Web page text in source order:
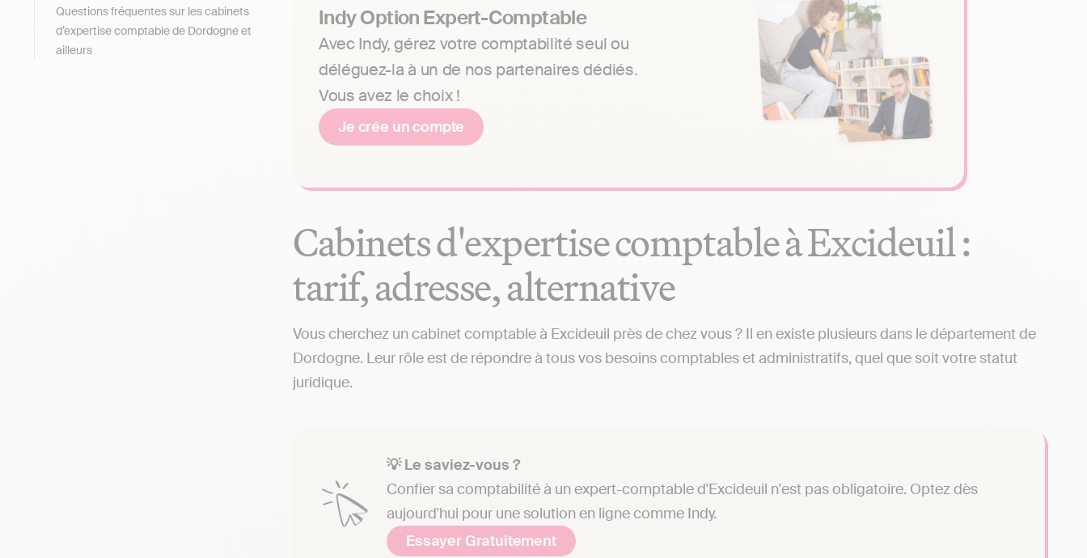
Indy Option Expert-Comptable
Avec Indy, gérez votre comptabilité seul ou
déléguez-la à un de nos partenaires dédiés.
Vous avez le choix !
Je crée un compte
Cabinets d'expertise comptable à Excideuil :
tarif, adresse, alternative
Vous cherchez un cabinet comptable à Excideuil près de chez vous ? Il en existe plusieurs dans le département de
Dordogne. Leur rôle est de répondre à tous vos besoins comptables et administratifs, quel que soit votre statut
juridique.
💡 Le saviez-vous ?
Confier sa comptabilité à un expert-comptable d'Excideuil n'est pas obligatoire. Optez dès
aujourd'hui pour une solution en ligne comme Indy.
Essayer Gratuitement
Questions fréquentes sur les cabinets
d’expertise comptable de Dordogne et
ailleurs